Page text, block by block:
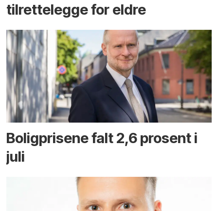
tilrettelegge for eldre
Boligprisene falt 2,6 prosent i
juli